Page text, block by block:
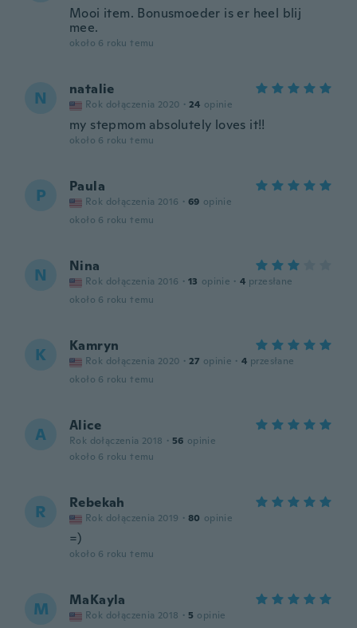
Mooi item. Bonusmoeder is er heel blij
mee.
około 6 roku temu
N natalie
Rok dołączenia 2020 · 24 opinie
my stepmom absolutely loves it!!
około 6 roku temu
P Paula
Rok dołączenia 2016 · 69 opinie
około 6 roku temu
N Nina
Rok dołączenia 2016 · 13 opinie · 4 przesłane
około 6 roku temu
K Kamryn
Rok dołączenia 2020 · 27 opinie · 4 przesłane
około 6 roku temu
A Alice
Rok dołączenia 2018 · 56 opinie
około 6 roku temu
R Rebekah
Rok dołączenia 2019 · 80 opinie
=)
około 6 roku temu
M MaKayla
Rok dołączenia 2018 · 5 opinie